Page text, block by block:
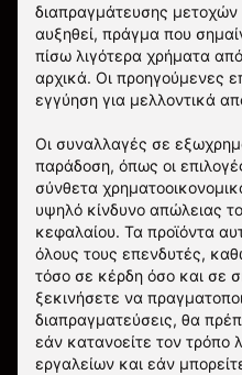
διαπραγμάτευσης μετοχών
αυξηθεί, πράγμα που
πίσω λιγότερα χρήματα
αρχικά. Οι προηγούμενες
εγγύηση για μελλοντικά
Οι συναλλαγές σε
παράδοση, όπως οι
σύνθετα
υψηλό κίνδυνο απώλειας
κεφαλαίου. Τα προϊόντα
όλους τους επενδυτές,
τόσο σε κέρδη όσο και σε
ξεκινήσετε να
διαπραγματεύσεις, θα
εάν κατανοείτε τον τρόπο
εργαλείων και εάν